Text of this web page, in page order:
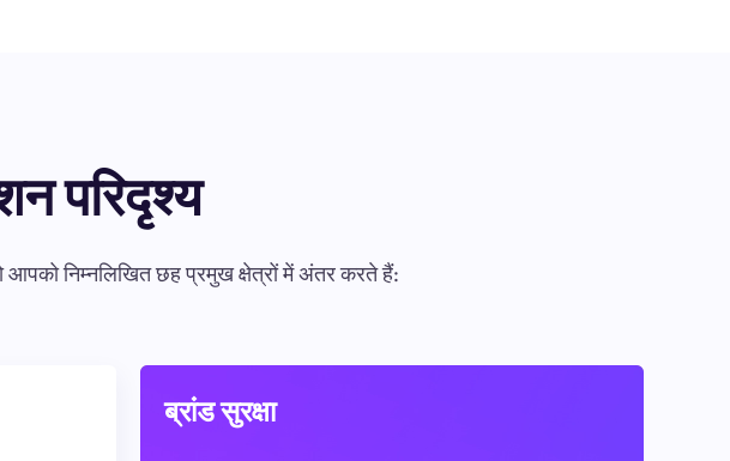
परिदृश्य
निम्नलिखित छह प्रमुख क्षेत्रों में अंतर करते हैं:
ब्रांड सुरक्षा